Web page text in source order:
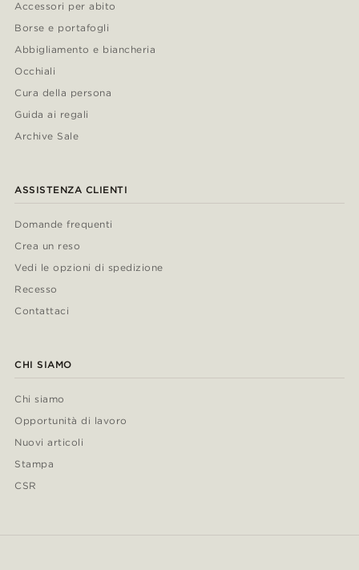
Accessori per abito
Borse e portafogli
Abbigliamento e biancheria
Occhiali
Cura della persona
Guida ai regali
Archive Sale
ASSISTENZA CLIENTI
Domande frequenti
Crea un reso
Vedi le opzioni di spedizione
Recesso
Contattaci
CHI SIAMO
Chi siamo
Opportunità di lavoro
Nuovi articoli
Stampa
CSR